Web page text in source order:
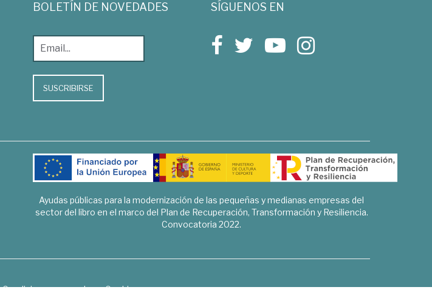
BOLETÍN DE NOVEDADES
SUSCRIBIRSE
SÍGUENOS EN
Ayudas públicas para la modernización de las pequeñas y medianas empresas del
sector del libro en el marco del Plan de Recuperación, Transformación y Resiliencia.
Convocatoria 2022.
Condiciones generales
Cookies